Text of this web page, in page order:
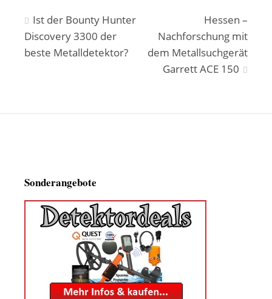
Beitragsnavigation
Ist der Bounty Hunter
Discovery 3300 der
beste Metalldetektor?
Hessen –
Nachforschung mit
dem Metallsuchgerät
Garrett ACE 150
Sonderangebote